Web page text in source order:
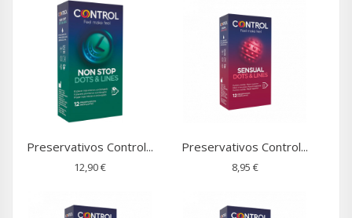
Preservativos Control...
12,90 €
Preservativos Control...
8,95 €